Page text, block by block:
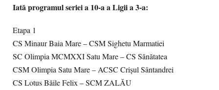
Iată programul seriei a 10-a a Ligii a 3-a:
Etapa 1
CS Minaur Baia Mare – CSM Sighetu Marmatiei
SC Olimpia MCMXXI Satu Mare – CS Sănătatea
CSM Olimpia Satu Mare – ACSC Crişul Sântandrei
CS Lotus Băile Felix – SCM ZALĂU